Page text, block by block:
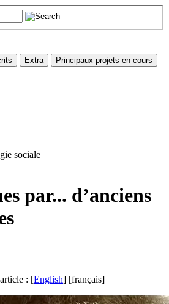
Extra Principaux projets en cours
sociale
par... d’anciens
: [English] [français]